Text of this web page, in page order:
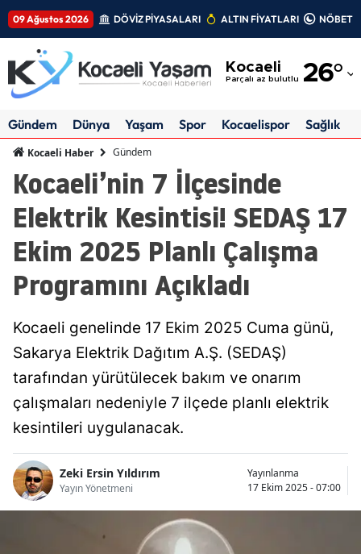
09 Ağustos 2026 DÖVİZ PİYASALARI ALTIN FİYATLARI
Kocaeli
Parçalı az bulutlu 26°
Adıyaman
Amasya
Ankara
Antalya
Artvin
Balıkesir
Bilecik
Bingöl
Bolu
Burdur
Gündem Dünya Yaşam Spor Kocaelispor Sağlık
Kocaeli Haber Gündem
Kocaeli’nin 7 İlçesinde
Elektrik Kesintisi! SEDAŞ 17
Ekim 2025 Planlı Çalışma
Programını Açıkladı
Kocaeli genelinde 17 Ekim 2025 Cuma günü,
Sakarya Elektrik Dağıtım A.Ş. (SEDAŞ)
tarafından yürütülecek bakım ve onarım
çalışmaları nedeniyle 7 ilçede planlı elektrik
kesintileri uygulanacak.
Zeki Ersin Yıldırım
Yayın Yönetmeni
Yayınlanma
17 Ekim 2025 - 07:00